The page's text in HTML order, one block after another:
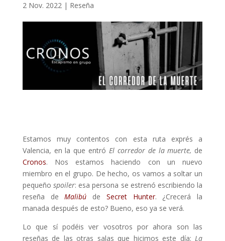
2 Nov. 2022| Reseña
Estamos muy contentos con esta ruta exprés a
Valencia, en la que entró El corredor de la muerte, de
Cronos. Nos estamos haciendo con un nuevo
miembro en el grupo. De hecho, os vamos a soltar un
pequeño spoiler: esa persona se estrenó escribiendo la
reseña deMalibú de Secret Hunter. ¿Crecerá la
manada después de esto? Bueno, eso ya se verá.
Lo que sí podéis ver vosotros por ahora son las
reseñas de las otras salas que hicimos este día:La